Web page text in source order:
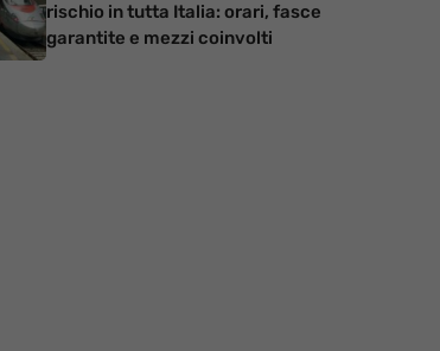
rischio in tutta Italia: orari, fasce
garantite e mezzi coinvolti